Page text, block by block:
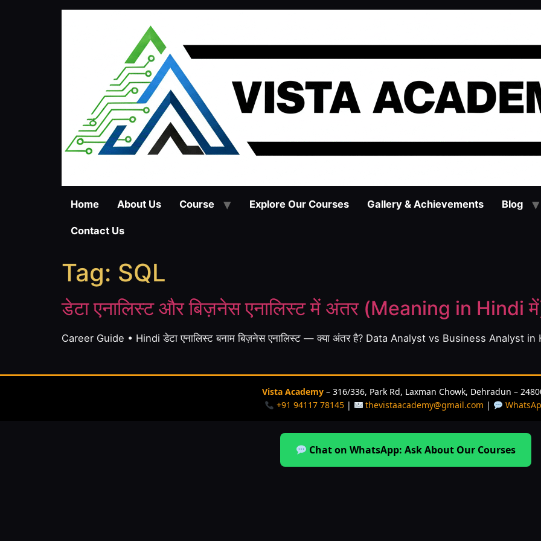
Home About Us Course Explore Our Courses Gallery & Achievements Blog
Contact Us
Tag: SQL
डेटा एनालिस्ट और बिज़नेस एनालिस्ट में अंतर (Meaning in Hindi
Career Guide • Hindi डेटा एनालिस्ट बनाम बिज़नेस एनालिस्ट — क्या अंतर है? Data Analyst vs Business Analyst
Vista Academy – 316/336, Park Rd, Laxman Chowk, Dehradun –
+91 94117 78145| thevistaacademy@gmail.com |
Chat on WhatsApp: Ask About Our Courses